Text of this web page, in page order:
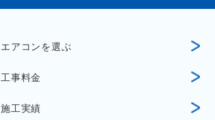
エアコンを選ぶ
工事料金
施工実績